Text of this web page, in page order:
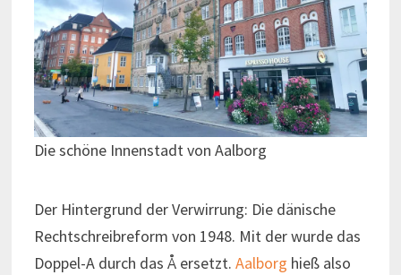
Die schöne Innenstadt von Aalborg
Der Hintergrund der Verwirrung: Die dänische
Rechtschreibreform von 1948. Mit der wurde das
Doppel-A durch das Å ersetzt. Aalborg hieß also